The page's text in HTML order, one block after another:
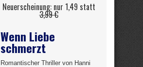
Neuerscheinung: nur 1,49 statt
3,99 €
Wenn Liebe
schmerzt
Romantischer Thriller von Hanni